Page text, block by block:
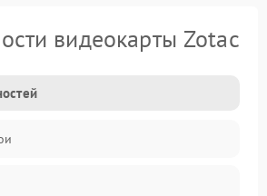
видеокарты Zotac